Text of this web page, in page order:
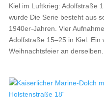
Kiel im Luftkrieg: Adolfstraße
wurde Die Serie besteht aus
1940er-Jahren. Vier
Adolfstraße 15–25 in Kiel. Ein
Weihnachtsfeier an derselben...